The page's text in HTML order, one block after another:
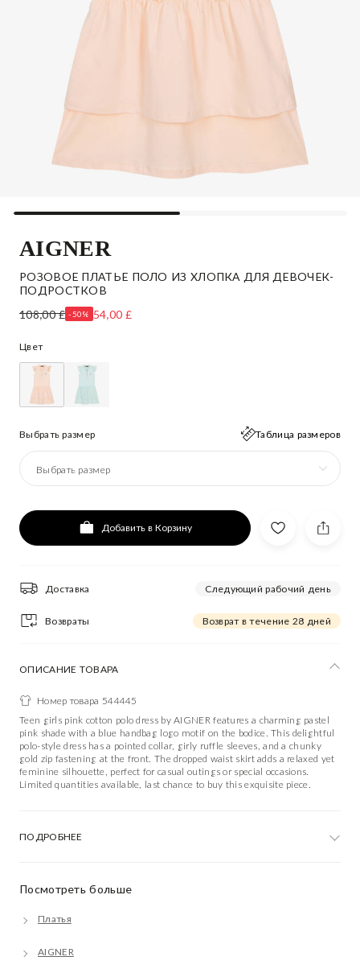
AIGNER
РОЗОВОЕ ПЛАТЬЕ ПОЛО ИЗ ХЛОПКА ДЛЯ ДЕВОЧЕК-
ПОДРОСТКОВ
108,00 £ -50% 54,00 £
Цвет
Выбрать размер Таблица размеров
Выбрать размер
Добавить в Корзину
Доставка Следующий рабочий день
Возвраты Возврат в течение 28 дней
Посмотреть больше
Платья
AIGNER
ОПИСАНИЕ ТОВАРА
Номер товара 544445
Teen girls pink cotton polo dress by AIGNER features a charming pastel
pink shade with a blue handbag logo motif on the bodice. This delightful
polo-style dress has a pointed collar, girly ruffle sleeves, and a chunky
gold zip fastening at the front. The dropped waist skirt adds a relaxed yet
feminine silhouette, perfect for casual outings or special occasions.
Limited quantities available, last chance to buy this exquisite piece.
ПОДРОБНЕЕ